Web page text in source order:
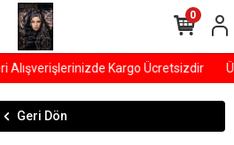
Kargo Ücretsizdir
0
Geri Dön